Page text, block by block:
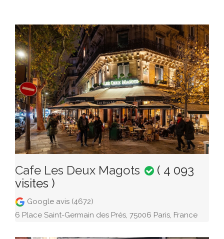
Cafe Les Deux Magots
( 4 093
visites )
Google avis (4672)
6 Place Saint-Germain des Prés, 75006 Paris, France